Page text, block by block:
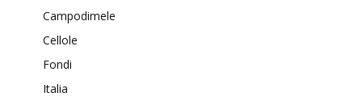
Campodimele
Cellole
Fondi
Italia